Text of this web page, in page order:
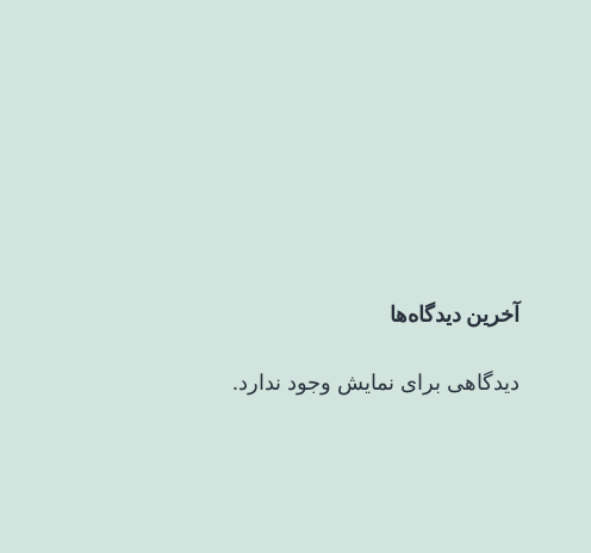
آخرین دیدگاه‌ها
دیدگاهی برای نمایش وجود ندارد.